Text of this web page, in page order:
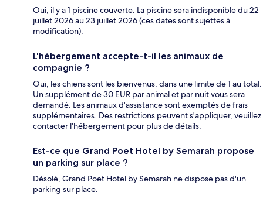
Oui, il y a 1 piscine couverte. La piscine sera indisponible du 22
juillet 2026 au 23 juillet 2026 (ces dates sont sujettes à
modification).
L'hébergement accepte-t-il les animaux de
compagnie ?
Oui, les chiens sont les bienvenus, dans une limite de 1 au total.
Un supplément de 30 EUR par animal et par nuit vous sera
demandé. Les animaux d'assistance sont exemptés de frais
supplémentaires. Des restrictions peuvent s'appliquer, veuillez
contacter l'hébergement pour plus de détails.
Est-ce que Grand Poet Hotel by Semarah propose
un parking sur place ?
Désolé, Grand Poet Hotel by Semarah ne dispose pas d'un
parking sur place.